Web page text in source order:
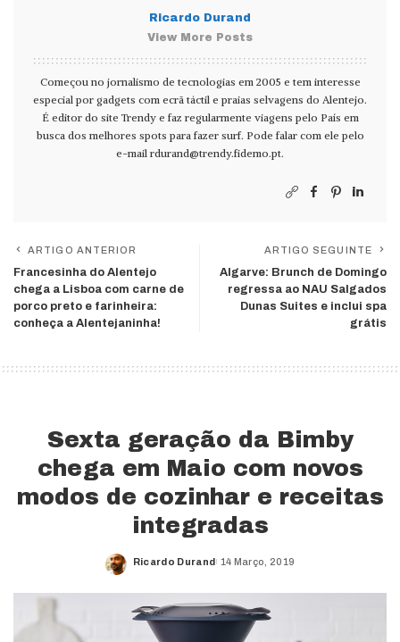
Ricardo Durand
View More Posts
Começou no jornalismo de tecnologias em 2005 e tem interesse
especial por gadgets com ecrã táctil e praias selvagens do Alentejo.
É editor do site Trendy e faz regularmente viagens pelo País em
busca dos melhores spots para fazer surf. Pode falar com ele pelo
e-mail rdurand@trendy.fidemo.pt.
ARTIGO ANTERIOR
Francesinha do Alentejo
chega a Lisboa com carne de
porco preto e farinheira:
conheça a Alentejaninha!
ARTIGO SEGUINTE
Algarve: Brunch de Domingo
regressa ao NAU Salgados
Dunas Suites e inclui spa
grátis
Sexta geração da Bimby
chega em Maio com novos
modos de cozinhar e receitas
integradas
Posted
Ricardo Durand 14 Março, 2019